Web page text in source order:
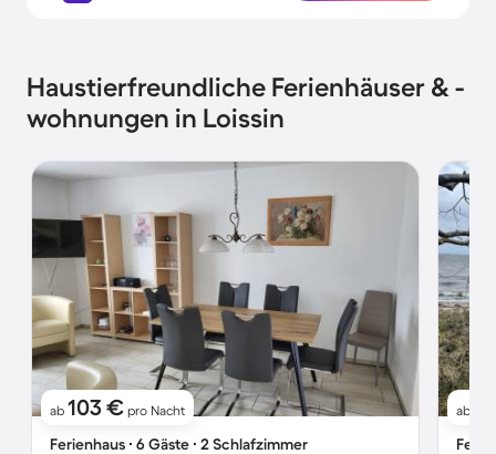
Haustierfreundliche Ferienhäuser & -
wohnungen in Loissin
ab 103 € pro Nacht
Ferienhaus ∙ 6 Gäste ∙ 2 Schlafzimmer
ab